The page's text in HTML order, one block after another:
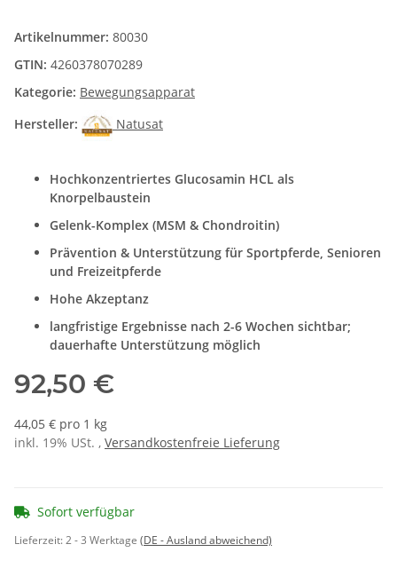
Artikelnummer: 80030
GTIN: 4260378070289
Kategorie: Bewegungsapparat
Hersteller:
Natusat
Hochkonzentriertes Glucosamin HCL als
Knorpelbaustein
Gelenk-Komplex (MSM & Chondroitin)
Prävention & Unterstützung für Sportpferde, Senioren
und Freizeitpferde
Hohe Akzeptanz
langfristige Ergebnisse nach 2-6 Wochen sichtbar;
dauerhafte Unterstützung möglich
92,50 €
44,05 € pro 1 kg
inkl. 19% USt. , Versandkostenfreie Lieferung
Sofort verfügbar
Lieferzeit:2 - 3 Werktage (DE - Ausland abweichend)